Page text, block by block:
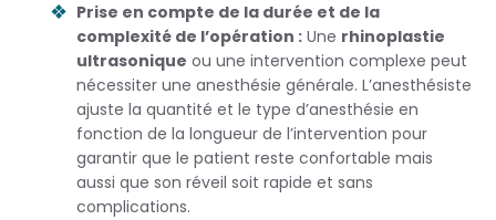
Prise en compte de la durée et de la
complexité de l’opération : Une rhinoplastie
ultrasonique ou une intervention complexe peut
nécessiter une anesthésie générale. L’anesthésiste
ajuste la quantité et le type d’anesthésie en
fonction de la longueur de l’intervention pour
garantir que le patient reste confortable mais
aussi que son réveil soit rapide et sans
complications.